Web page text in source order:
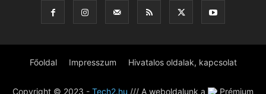
Főoldal Impresszum Hivatalos oldalak, kapcsolat
Copyright © 2023 - Tech2.hu /// A weboldalunk a Prémium